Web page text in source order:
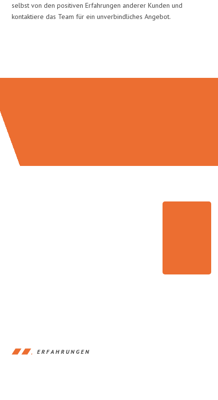
selbst von den positiven Erfahrungen anderer Kunden und
kontaktiere das Team für ein unverbindliches Angebot.
ERFAHRUNGEN